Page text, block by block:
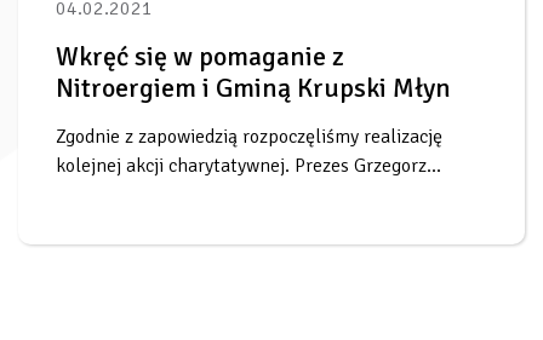
04.02.2021
Wkręć się w pomaganie z
Nitroergiem i Gminą Krupski Młyn
Zgodnie z zapowiedzią rozpoczęliśmy realizację
kolejnej akcji charytatywnej. Prezes Grzegorz...